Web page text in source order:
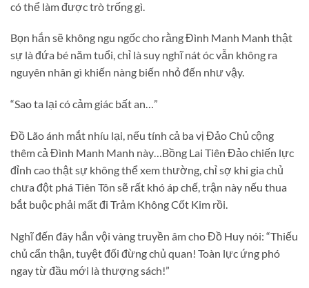
có thể làm được trò trống gì.
Bọn hắn sẽ không ngu ngốc cho rằng Đình Manh Manh thật
sự là đứa bé năm tuổi, chỉ là suy nghĩ nát óc vẫn không ra
nguyên nhân gì khiến nàng biến nhỏ đến như vậy.
“Sao ta lại có cảm giác bất an…”
Đồ Lão ánh mắt nhíu lại, nếu tính cả ba vị Đảo Chủ cộng
thêm cả Đình Manh Manh này…Bồng Lai Tiên Đảo chiến lực
đỉnh cao thật sự không thể xem thường, chỉ sợ khi gia chủ
chưa đột phá Tiên Tôn sẽ rất khó áp chế, trận này nếu thua
bắt buộc phải mất đi Trảm Không Cốt Kim rồi.
Nghĩ đến đây hắn vội vàng truyền âm cho Đồ Huy nói: “Thiếu
chủ cẩn thận, tuyệt đối đừng chủ quan! Toàn lực ứng phó
ngay từ đầu mới là thượng sách!”